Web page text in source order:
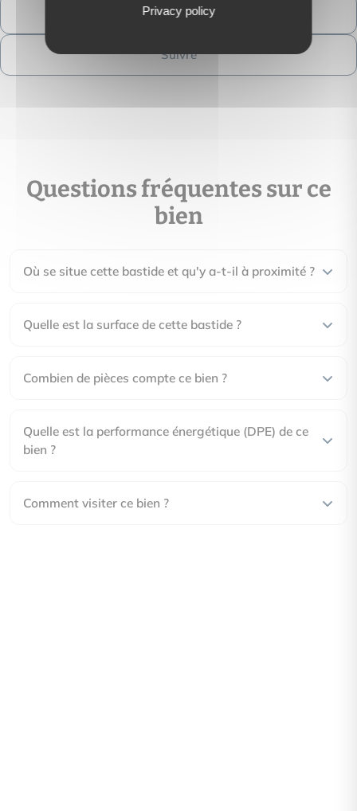
Contactez-moi
Suivre
Questions fréquentes sur ce
bien
Où se situe cette bastide et qu'y a-t-il à proximité ?
Quelle est la surface de cette bastide ?
Combien de pièces compte ce bien ?
Quelle est la performance énergétique (DPE) de ce
bien ?
Comment visiter ce bien ?
Privacy policy